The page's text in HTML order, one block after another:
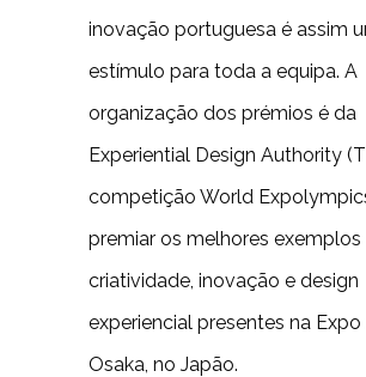
inovação portuguesa é assim
estímulo para toda a equipa. A
organização dos prémios é da
Experiential Design Authority
competição World
premiar os melhores exemplos
criatividade, inovação e design
experiencial presentes na Expo
Osaka, no Japão.